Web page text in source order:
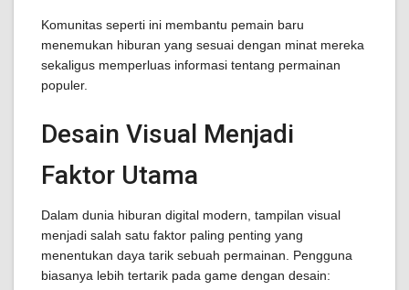
Komunitas seperti ini membantu pemain baru
menemukan hiburan yang sesuai dengan minat mereka
sekaligus memperluas informasi tentang permainan
populer.
Desain Visual Menjadi
Faktor Utama
Dalam dunia hiburan digital modern, tampilan visual
menjadi salah satu faktor paling penting yang
menentukan daya tarik sebuah permainan. Pengguna
biasanya lebih tertarik pada game dengan desain: